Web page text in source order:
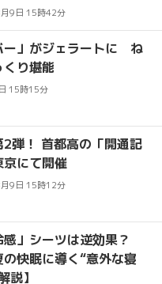
9日 15時42分
ー」がジェラートに ね
くり堪能
15時15分
「開通記
にて開催
9日 15時12分
感」シーツは逆効果？
快眠に導く“意外な寝
説】